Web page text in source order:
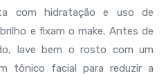
com hidratação e uso de
e fixam o make. Antes de
lave bem o rosto com um
tônico facial para reduzir a